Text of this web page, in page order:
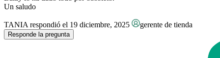
Un saludo
TANIA respondió el 19 diciembre, 2025 gerente de tienda
Responde la pregunta